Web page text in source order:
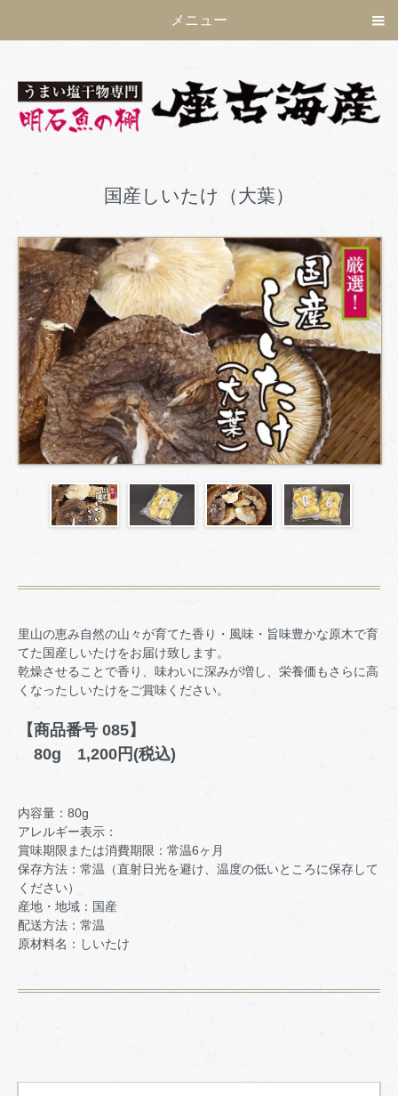
メニュー
国産しいたけ（大葉）
里山の恵み自然の山々が育てた香り・風味・旨味豊かな原木で育
てた国産しいたけをお届け致します。
乾燥させることで香り、味わいに深みが増し、栄養価もさらに高
くなったしいたけをご賞味ください。
【商品番号 085】
80g 1,200円(税込)
内容量：80g
アレルギー表示：
賞味期限または消費期限：常温6ヶ月
保存方法：常温（直射日光を避け、温度の低いところに保存して
ください）
産地・地域：国産
配送方法：常温
原材料名：しいたけ